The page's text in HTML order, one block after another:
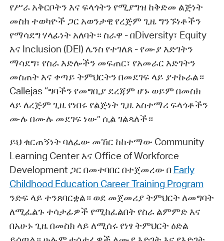
የሥራ አቅርቦትን እና ፍላጎትን የሚያግዝ ከቅድመ ልጅነት
መስክ ተወካዮች ጋር አወንታዊ የረጅም ጊዜ ግንኙነቶችን
የማሳደግ ሃላፊነት አለባት። ስራዋ - በDiversity፣ Equity
እና Inclusion (DEI) ሌንስ የተገለጸ - የሙያ እድገትን
ማሳደግ፣ የስራ እድሎችን መፍጠር፣ የአመራር እድገትን
መስጠት እና ቀጣይ ትምህርትን በመደገፍ ላይ ያተኩራል።
Callejas “ግባችን የመግቢያ ደረጃም ሆኑ ወይም በመስክ
ላይ ለረጅም ጊዜ የነበሩ የልጅነት ጊዜ አስተማሪ ፍላጎቶችን
ሙሉ በሙሉ መደገፍ ነው” ሲል ገልጻለች።
ይህ ቁርጠኝነት ባለፈው መኸር ከከተማው Community
Learning Center እና Office of Workforce
Development ጋር በመተባበር በተጀመረው በ Early
Childhood Education Career Training Program
ንድፍ ላይ ተንጸባርቋል። ወደ መጀመሪያ ትምህርት ለመግባት
ለሚፈልጉ ተሳታፊዎች የሚከፈልበት የስራ ልምምድ እና
በአሁኑ ጊዜ በመስክ ላይ ለሚሰሩ የነፃ ትምህርት ዕድል